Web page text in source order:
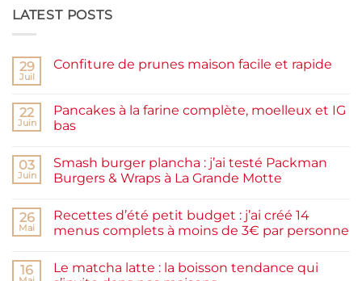
LATEST POSTS
29
Juil
Confiture de prunes maison facile et rapide
Confiture
de
prunes
et
rapide
22
Juin
Pancakes à la farine complète, moelleux et IG
bas
sur
Pancakes
à
complète,
moelleux
et
03
Juin
Smash burger plancha : j’ai testé Packman
Burgers & Wraps à La Grande Motte
sur
Smash
burger
testé
Packman
26
Mai
Recettes d’été petit budget : j’ai créé 14
menus complets à moins de 3€ par personne
sur
Recettes
16
Le matcha latte : la boisson tendance qui